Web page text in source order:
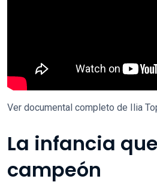
Ver documental completo de Ilia
La infancia
campeón